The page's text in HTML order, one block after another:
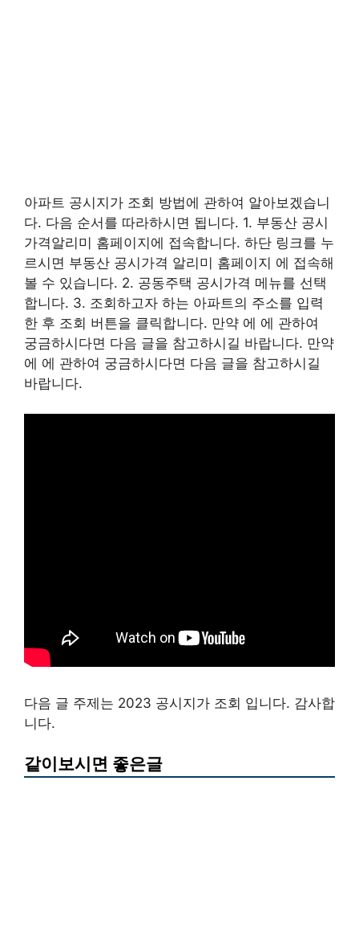
아파트 공시지가 조회 방법에 관하여 알아보겠습니
다. 다음 순서를 따라하시면 됩니다. 1. 부동산 공시
가격알리미 홈페이지에 접속합니다. 하단 링크를 누
르시면 부동산 공시가격 알리미 홈페이지 에 접속해
볼 수 있습니다. 2. 공동주택 공시가격 메뉴를 선택
합니다. 3. 조회하고자 하는 아파트의 주소를 입력
한 후 조회 버튼을 클릭합니다. 만약 에 에 관하여
궁금하시다면 다음 글을 참고하시길 바랍니다. 만약
에 에 관하여 궁금하시다면 다음 글을 참고하시길
바랍니다.
다음 글 주제는 2023 공시지가 조회 입니다. 감사합
니다.
같이보시면 좋은글